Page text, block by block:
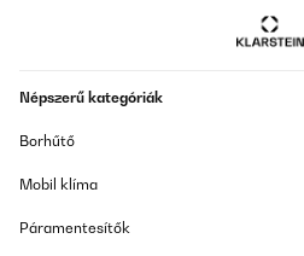
Népszerű kategóriák
Borhűtő
Mobil klíma
Páramentesítők